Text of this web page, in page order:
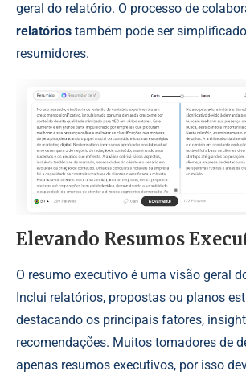
geral do relatório. O processo de
relatórios também pode ser
resumidores.
Elevando Resumos
O resumo executivo é uma visão geral
Inclui relatórios, propostas ou planos
destacando os principais fatores,
recomendações. Muitos tomadores de
apenas resumos executivos, por isso